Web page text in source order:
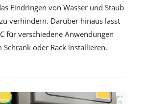
Eindringen von Wasser und Staub
verhindern. Darüber hinaus lässt
für verschiedene Anwendungen
oder Rack installieren.